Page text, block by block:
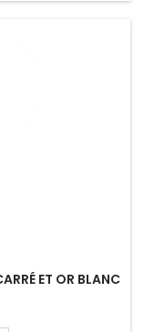
ET OR BLANC